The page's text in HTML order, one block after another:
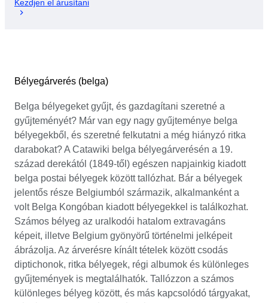
Kezdjen el árusítani
Bélyegárverés (belga)
Belga bélyegeket gyűjt, és gazdagítani szeretné a
gyűjteményét? Már van egy nagy gyűjteménye belga
bélyegekből, és szeretné felkutatni a még hiányzó ritka
darabokat? A Catawiki belga bélyegárverésén a 19.
század derekától (1849-től) egészen napjainkig kiadott
belga postai bélyegek között tallózhat. Bár a bélyegek
jelentős része Belgiumból származik, alkalmanként a
volt Belga Kongóban kiadott bélyegekkel is találkozhat.
Számos bélyeg az uralkodói hatalom extravagáns
képeit, illetve Belgium gyönyörű történelmi jelképeit
ábrázolja. Az árverésre kínált tételek között csodás
diptichonok, ritka bélyegek, régi albumok és különleges
gyűjtemények is megtalálhatók. Tallózzon a számos
különleges bélyeg között, és más kapcsolódó tárgyakat,